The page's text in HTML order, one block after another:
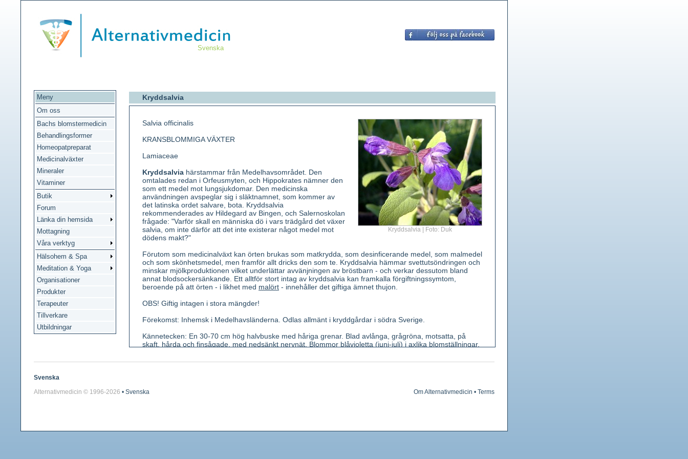
Svenska
Meny
Om oss
Bachs blomstermedicin
Behandlingsformer
Homeopatpreparat
Medicinalväxter
Mineraler
Vitaminer
Butik
Forum
Länka din hemsida
Mottagning
Våra verktyg
Hälsohem & Spa
Meditation & Yoga
Organisationer
Produkter
Terapeuter
Tillverkare
Utbildningar
Kryddsalvia
Kryddsalvia | Foto: Duk
Salvia officinalis
KRANSBLOMMIGA VÄXTER
Lamiaceae
Kryddsalvia härstammar från Medelhavsområdet. Den
omtalades redan i Orfeusmyten, och Hippokrates nämner den
som ett medel mot lungsjukdomar. Den medicinska
användningen avspeglar sig i släktnamnet, som kommer av
det latinska ordet salvare, bota. Kryddsalvia
rekommenderades av Hildegard av Bingen, och Salernoskolan
frågade: "Varför skall en människa dö i vars trädgård det växer
salvia, om inte därför att det inte existerar något medel mot
dödens makt?"
Förutom som medicinalväxt kan örten brukas som matkrydda, som desinficerande medel, som malmedel
och som skönhetsmedel, men framför allt dricks den som te. Kryddsalvia hämmar svettutsöndringen och
minskar mjölkproduktionen vilket underlättar avvänjningen av bröstbarn - och verkar dessutom bland
annat blodsockersänkande. Ett alltför stort intag av kryddsalvia kan framkalla förgiftningssymtom,
beroende på att örten - i likhet med malört - innehåller det giftiga ämnet thujon.
OBS! Giftig intagen i stora mängder!
Förekomst: Inhemsk i Medelhavsländerna. Odlas allmänt i kryddgårdar i södra Sverige.
Kännetecken: En 30-70 cm hög halvbuske med håriga grenar. Blad avlånga, grågröna, motsatta, på
skaft, hårda och finsågade, med nedsänkt nervnät. Blommor blåvioletta (juni-juli) i axlika blomställningar.
Bitterämnet pikrosalvin. Flavonoider. Depsid av kaffesyra och alfa-hydroxy-dihydro-kaffesyra. Ursolsyra.
Svenska
Alternativmedicin © 1996-2026 • Svenska Om Alternativmedicin • Terms